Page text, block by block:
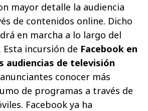
mayor detalle la audiencia
de contenidos online. Dicho
en marcha a lo largo del
incursión de Facebook en
audiencias de televisión
conocer más
de programas a través de
Facebook ya ha